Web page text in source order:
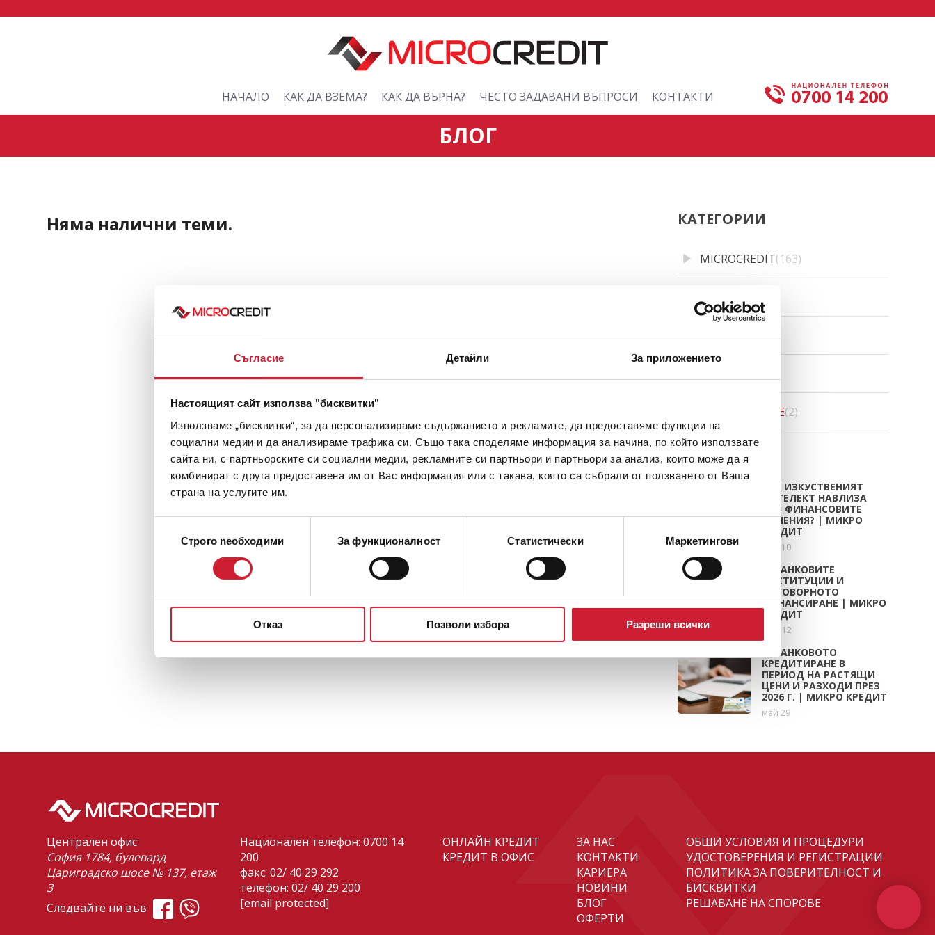
Съгласие Детайли За приложението
Настоящият сайт използва "бисквитки"
Използваме „бисквитки“, за да персонализираме съдържанието и рекламите, да предоставяме функции на
социални медии и да анализираме трафика си. Също така споделяме информация за начина, по който използвате
сайта ни, с партньорските си социални медии, рекламните си партньори и партньори за анализ, които може да я
комбинират с друга предоставена им от Вас информация или с такава, която са събрали от ползването от Ваша
страна на услугите им.
Строго nеобходими За функционалност Статистически Маркетингови
Отказ Позволи избора Разреши всички
НАЧАЛО КАК ДА ВЗЕМА? КАК ДА ВЪРНА? ЧЕСТО ЗАДАВАНИ ВЪПРОСИ КОНТАКТИ
БЛОГ
Няма налични теми. КАТЕГОРИИ
MICROCREDIT(163)
CREDINET
CREDIGO(7)
CREDITRADE(2)
СТАТИИ
КАК ИЗКУСТВЕНИЯТ
ИНТЕЛЕКТ НАВЛИЗА
ВЪВ ФИНАНСОВИТЕ
РЕШЕНИЯ? | МИКРО
КРЕДИТ
юли 10
НЕБАНКОВИТЕ
ИНСТИТУЦИИ И
ОТГОВОРНОТО
ФИНАНСИРАНЕ | МИКРО
КРЕДИТ
юни 12
НЕБАНКОВОТО
КРЕДИТИРАНЕ В
ПЕРИОД НА РАСТЯЩИ
ЦЕНИ И РАЗХОДИ ПРЕЗ
2026 Г. | МИКРО КРЕДИТ
май 29
Централен офис:
София 1784, булевард
Цариградско шосе № 137, етаж
3
Следвайте ни във
Национален телефон:0700 14
200
факс: 02/ 40 29 292
телефон:02/ 40 29 200
[email protected]
ОНЛАЙН КРЕДИТ
КРЕДИТ В ОФИС
ЗА НАС
КОНТАКТИ
КАРИЕРА
НОВИНИ
БЛОГ
ОФЕРТИ
ОБЩИ УСЛОВИЯ И ПРОЦЕДУРИ
УДОСТОВЕРЕНИЯ И РЕГИСТРАЦИИ
ПОЛИТИКА ЗА ПОВЕРИТЕЛНОСТ И
БИСКВИТКИ
РЕШАВАНЕ НА СПОРОВЕ